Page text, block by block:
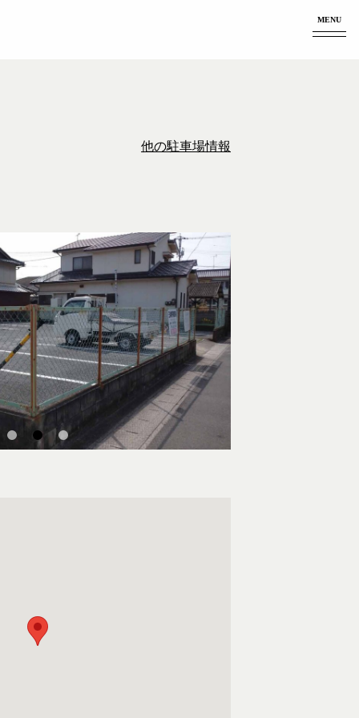
MENU
他の駐車場情報